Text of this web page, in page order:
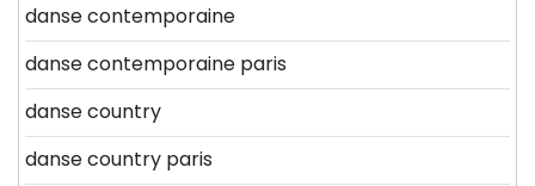
danse contemporaine
danse contemporaine paris
danse country
danse country paris